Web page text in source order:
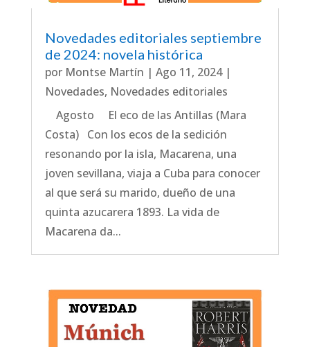
Novedades editoriales septiembre
de 2024: novela histórica
por Montse Martín | Ago 11, 2024|
Novedades, Novedades editoriales
Agosto El eco de las Antillas (Mara
Costa) Con los ecos de la sedición
resonando por la isla, Macarena, una
joven sevillana, viaja a Cuba para conocer
al que será su marido, dueño de una
quinta azucarera 1893. La vida de
Macarena da...